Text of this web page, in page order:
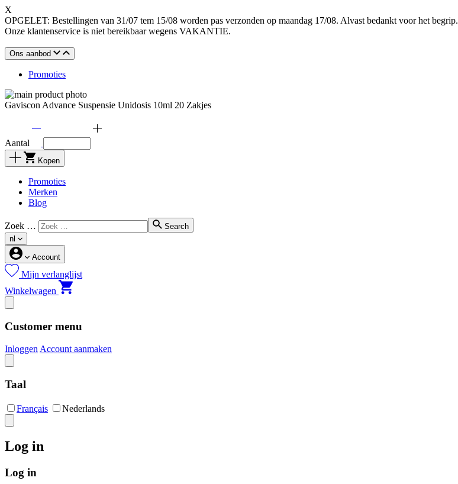
X
OPGELET: Bestellingen van 31/07 tem 15/08 worden pas verzonden op maandag 17/08. Alvast bedankt voor het begrip.
Onze klantenservice is niet bereikbaar wegens VAKANTIE.
Ons aanbod
Promoties
Gaviscon Advance Suspensie Unidosis 10ml 20 Zakjes
Aantal
Kopen
Promoties
Merken
Blog
Zoek …
Search
nl
Account
Mijn verlanglijst
Winkelwagen
Customer menu
InloggenAccount aanmaken
Taal
Français Nederlands
Log in
Log in